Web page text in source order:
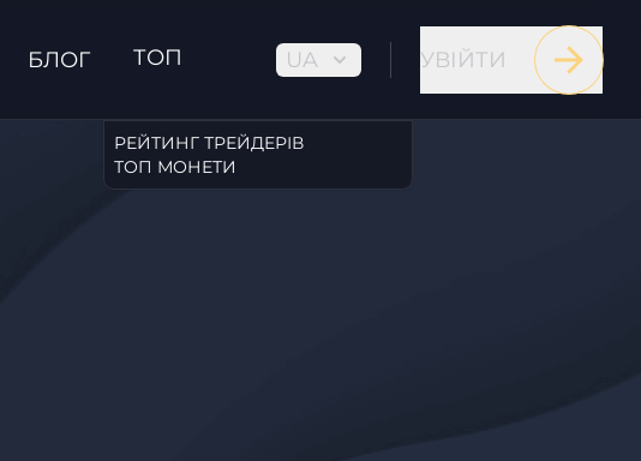
БЛОГ ТОП
РЕЙТИНГ ТРЕЙДЕРІВ
ТОП МОНЕТИ
UA УВІЙТИ